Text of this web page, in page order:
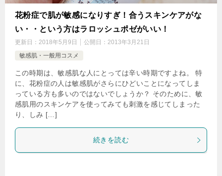
花粉症で肌が敏感になりすぎ！合うスキンケアがな
い・・という方はラロッシュポゼがいい！
更新日： 2018年5月9日 公開日： 2013年3月21日
敏感肌・一般用コスメ
この時期は、敏感肌な人にとっては辛い時期ですよね。 特
に、花粉症の人は敏感肌がさらにひどいことになってしま
っている方も多いのではないでしょうか？ そのために、敏
感肌用のスキンケアを使ってみても刺激を感じてしまった
り、しみ […]
続きを読む